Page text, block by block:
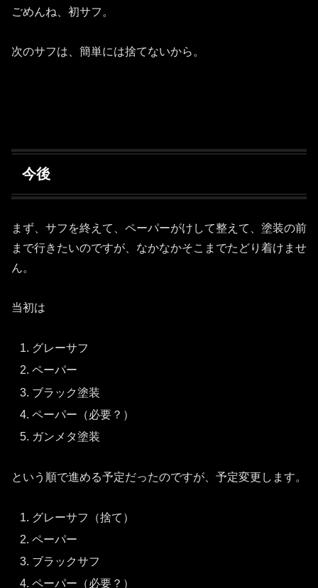
ごめんね、初サフ。
次のサフは、簡単には捨てないから。
今後
まず、サフを終えて、ペーパーがけして整えて、塗装の前
まで行きたいのですが、なかなかそこまでたどり着けませ
ん。
当初は
グレーサフ
ペーパー
ブラック塗装
ペーパー（必要？）
ガンメタ塗装
という順で進める予定だったのですが、予定変更します。
グレーサフ（捨て）
ペーパー
ブラックサフ
ペーパー（必要？）